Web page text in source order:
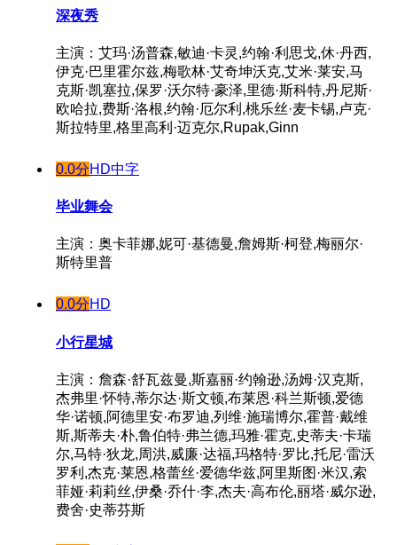
深夜秀
主演：艾玛·汤普森,敏迪·卡灵,约翰·利思戈,休·丹西,
伊克·巴里霍尔兹,梅歌林·艾奇坤沃克,艾米·莱安,马
克斯·凯塞拉,保罗·沃尔特·豪泽,里德·斯科特,丹尼斯·
欧哈拉,费斯·洛根,约翰·厄尔利,桃乐丝·麦卡锡,卢克·
斯拉特里,格里高利·迈克尔,Rupak,Ginn
0.0分HD中字
毕业舞会
主演：奥卡菲娜,妮可·基德曼,詹姆斯·柯登,梅丽尔·
斯特里普
0.0分HD
小行星城
主演：詹森·舒瓦兹曼,斯嘉丽·约翰逊,汤姆·汉克斯,
杰弗里·怀特,蒂尔达·斯文顿,布莱恩·科兰斯顿,爱德
华·诺顿,阿德里安·布罗迪,列维·施瑞博尔,霍普·戴维
斯,斯蒂夫·朴,鲁伯特·弗兰德,玛雅·霍克,史蒂夫·卡瑞
尔,马特·狄龙,周洪,威廉·达福,玛格特·罗比,托尼·雷沃
罗利,杰克·莱恩,格蕾丝·爱德华兹,阿里斯图·米汉,索
菲娅·莉莉丝,伊桑·乔什·李,杰夫·高布伦,丽塔·威尔逊,
费舍·史蒂芬斯